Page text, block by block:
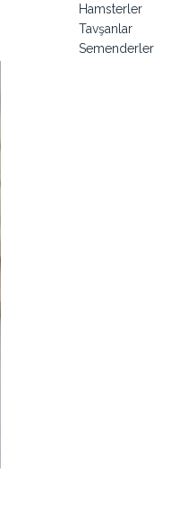
Hamsterler
Tavşanlar
Semenderler